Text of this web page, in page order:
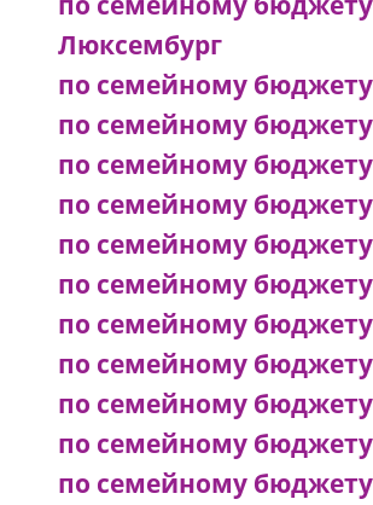
Люксембург
по семейному
по семейному
по семейному
по семейному
по семейному
по семейному
по семейному
по семейному
по семейному
по семейному
по семейному